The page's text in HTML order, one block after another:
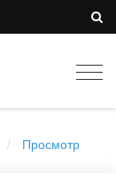
Просмотр